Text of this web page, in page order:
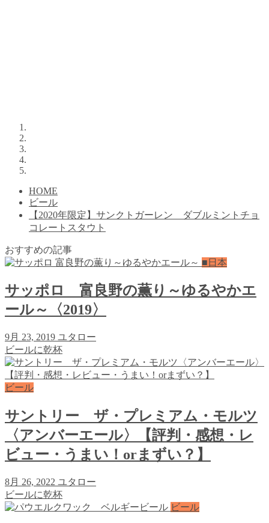
HOME
ビール
【2020年限定】サンクトガーレン ダブルミントチョ
コレートスタウト
おすすめの記事
■日本
サッポロ 富良野の薫り～ゆるやかエ
ール～〈2019〉
9月 23, 2019 ユタロー
ビールに乾杯
ビール
サントリー ザ・プレミアム・モルツ
〈アンバーエール〉【評判・感想・レ
ビュー・うまい！orまずい？】
8月 26, 2022 ユタロー
ビールに乾杯
ビール